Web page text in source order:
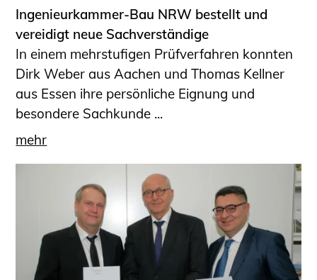
Ingenieurkammer-Bau NRW bestellt und
vereidigt neue Sachverständige
In einem mehrstufigen Prüfverfahren konnten
Dirk Weber aus Aachen und Thomas Kellner
aus Essen ihre persönliche Eignung und
besondere Sachkunde ...
mehr